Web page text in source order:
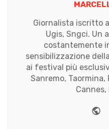
Giornalista iscritto
Ugis, Sngci. Un
costantemente
sensibilizzazione
ai festival più
Sanremo, Taormina,